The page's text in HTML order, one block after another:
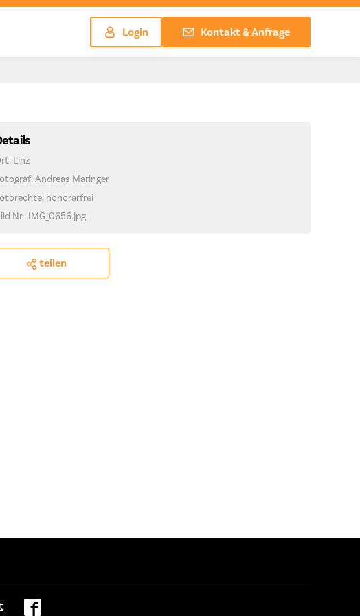
Login Kontakt & Anfrage
Linz
Andreas Maringer
honorarfrei
Nr.: IMG_0656.jpg
teilen